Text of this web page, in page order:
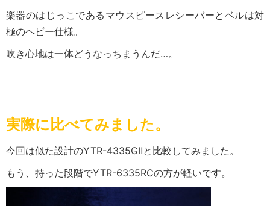
楽器のはじっこであるマウスピースレシーバーとベルは対
極のヘビー仕様。
吹き心地は一体どうなっちまうんだ…。
実際に比べてみました。
今回は似た設計のYTR-4335GⅡと比較してみました。
もう、持った段階でYTR-6335RCの方が軽いです。